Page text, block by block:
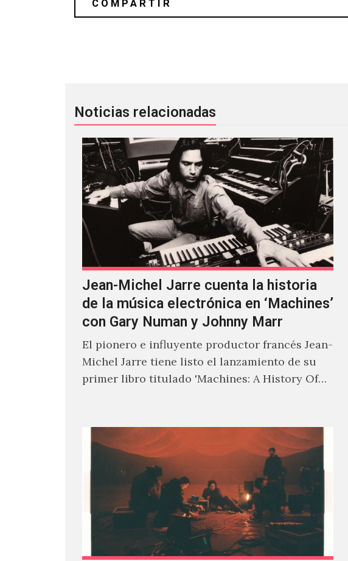
Noticias relacionadas
Jean-Michel Jarre cuenta la historia
de la música electrónica en ‘Machines’
con Gary Numan y Johnny Marr
El pionero e influyente productor francés Jean-
Michel Jarre tiene listo el lanzamiento de su
primer libro titulado 'Machines: A History Of